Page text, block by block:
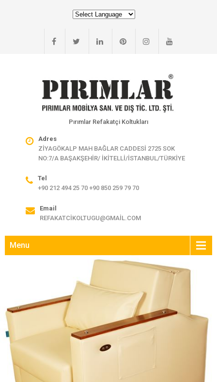
Pırımlar Refakatçi Koltukları
Adres
ZİYAGÖKALP MAH BAĞLAR CADDESİ 2725 SOK
NO:7/A BAŞAKŞEHİR/ İKİTELLİ/İSTANBUL/TÜRKİYE
Tel
+90 212 494 25 70 +90 850 259 79 70
Email
REFAKATCIKOLTUGU@GMAIL.COM
Menu